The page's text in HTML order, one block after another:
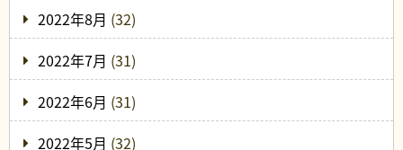
2022年8月 (32)
2022年7月 (31)
2022年6月 (31)
2022年5月 (32)